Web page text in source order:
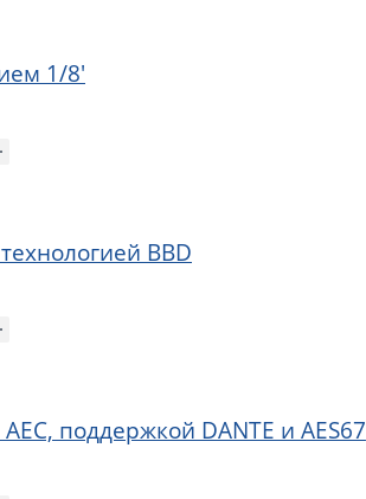
1/8'
BBD
поддержкой DANTE и AES67